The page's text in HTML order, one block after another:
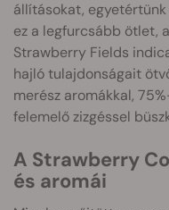
állításokat, egyetértünk
ez a legfurcsább ötlet,
Strawberry Fields
hajló tulajdonságait
merész aromákkal,
felemelő zizgéssel
A Strawberry
és aromái